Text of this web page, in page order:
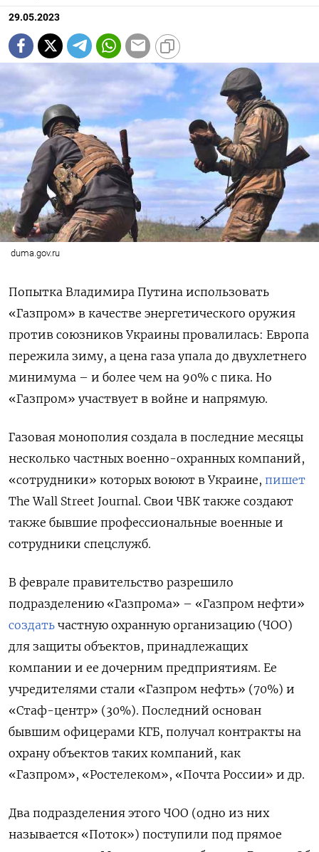
29.05.2023
duma.gov.ru
Попытка Владимира Путина использовать
«Газпром» в качестве энергетического оружия
против союзников Украины провалилась: Европа
пережила зиму, а цена газа упала до двухлетнего
минимума – и более чем на 90% с пика. Но
«Газпром» участвует в войне и напрямую.
Газовая монополия создала в последние месяцы
несколько частных военно-охранных компаний,
«сотрудники» которых воюют в Украине, пишет
The Wall Street Journal. Свои ЧВК также создают
также бывшие профессиональные военные и
сотрудники спецслужб.
В феврале правительство разрешило
подразделению «Газпрома» – «Газпром нефти»
создать частную охранную организацию (ЧОО)
для защиты объектов, принадлежащих
компании и ее дочерним предприятиям. Ее
учредителями стали «Газпром нефть» (70%) и
«Стаф-центр» (30%). Последний основан
бывшим офицерами КГБ, получал контракты на
охрану объектов таких компаний, как
«Газпром», «Ростелеком», «Почта России» и др.
Два подразделения этого ЧОО (одно из них
называется «Поток») поступили под прямое